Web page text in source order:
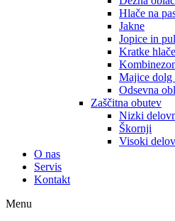
Hlače na
Jakne
Jopice in
Kratke hlače
Majice dolg
Odsevna
Zaščitna obutev
Nizki
Škornji
Visoki
O nas
Servis
Kontakt
Menu